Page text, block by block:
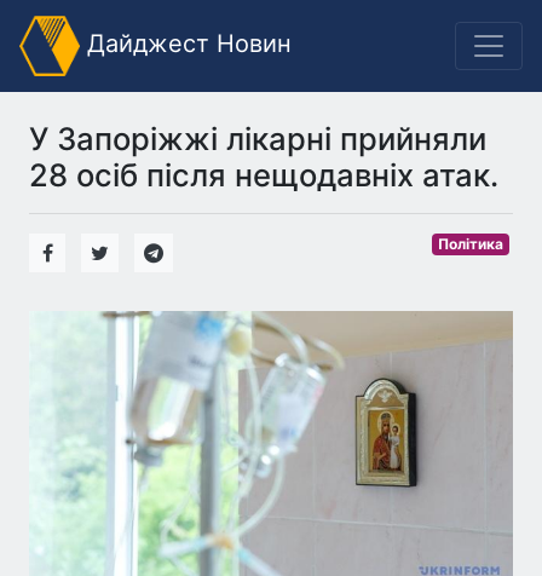
Дайджест Новин
У Запоріжжі лікарні прийняли
28 осіб після нещодавніх атак.
Політика